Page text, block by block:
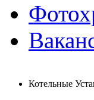
Котельные